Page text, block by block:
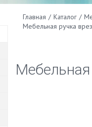
Главная / Каталог /
Мебельная ручка